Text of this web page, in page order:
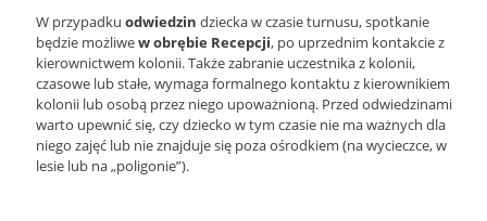
W przypadku odwiedzin dziecka w czasie turnusu, spotkanie
będzie możliwew obrębie Recepcji, po uprzednim kontakcie z
kierownictwem kolonii. Także zabranie uczestnika z kolonii,
czasowe lub stałe, wymaga formalnego kontaktu z kierownikiem
kolonii lub osobą przez niego upoważnioną. Przed odwiedzinami
warto upewnić się, czy dziecko w tym czasie nie ma ważnych dla
niego zajęć lub nie znajduje się poza ośrodkiem (na wycieczce, w
lesie lub na „poligonie”).